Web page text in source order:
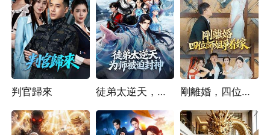
判官歸來 徒弟太逆天，為師被迫封神 剛離婚，四位師姐爭着嫁